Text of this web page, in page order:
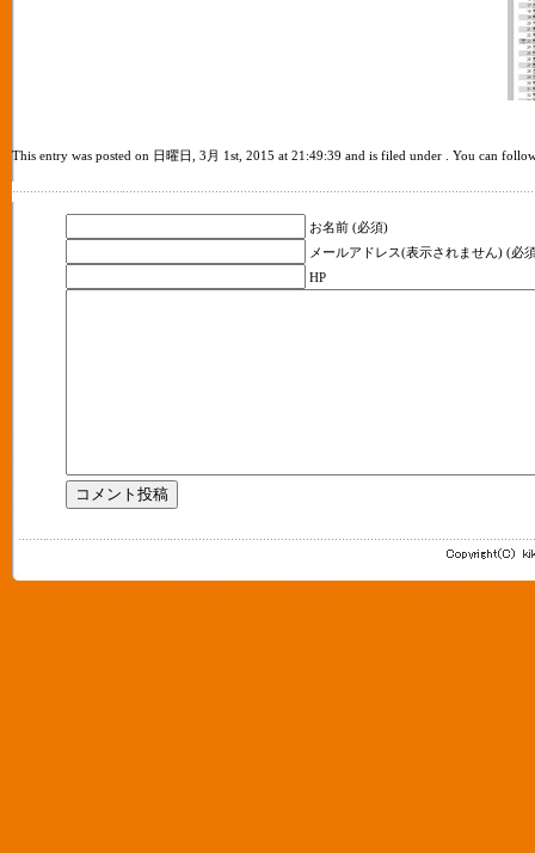
This entry was posted on 日曜日, 3月 1st, 2015 at 21:49:39 and is filed under . You can
お名前 (必須)
メールアドレス(表示されません) (必
HP